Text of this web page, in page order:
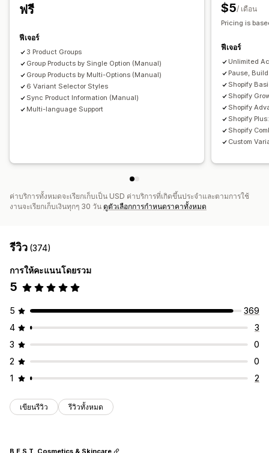
ฟรี
ฟีเจอร์
3 Product Groups
Group Products by Single Option (Manual)
Group Products by Multi-Options (Manual)
6 Variant Selector Styles
Sync Product Information (Manual)
Multi-language Support
$5/ เดือน
Pricing is
ฟีเจอร์
Unlimited
Pause,
Shopify
Shopify
Shopify
Shopify
Shopify
Custom
ค่าบริการทั้งหมดจะเรียกเก็บเป็น USD ค่าบริการที่เกิดขึ้นประจำและตามการใช้
งานจะเรียกเก็บเงินทุกๆ 30 วัน ดูตัวเลือกการกำหนดราคาทั้งหมด
รีวิว (374)
การให้คะแนนโดยรวม
5
5
369
4
3
3
0
2
0
1
2
เขียนรีวิว รีวิวทั้งหมด
B.E.S.T. Cosmetics & Skincare